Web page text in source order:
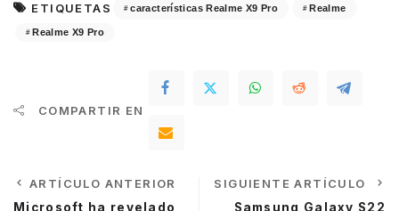
ETIQUETAS características Realme X9 Pro Realme
Realme X9 Pro
COMPARTIR EN
ARTÍCULO ANTERIOR
Microsoft ha revelado
SIGUIENTE ARTÍCULO
Samsung Galaxy S22